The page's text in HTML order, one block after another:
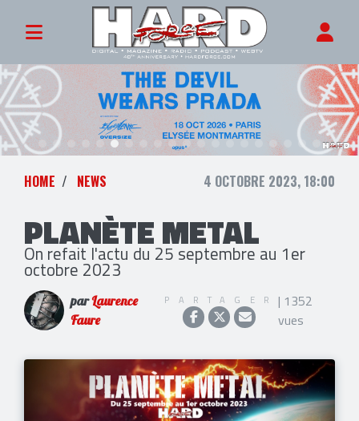
HOME NEWS 4 OCTOBRE 2023, 18:00
PLANÈTE METAL
On refait l'actu du 25 septembre au 1er
octobre 2023
parLaurence
Faure
PARTAGER | 1352
vues